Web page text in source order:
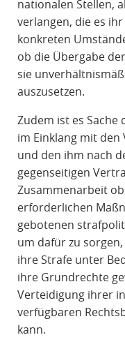
nationalen Stellen,
verlangen, die es
konkreten
ob die Übergabe
sie
auszusetzen.
Zudem ist es Sache
im Einklang mit den
und den ihm nach
gegenseitigen
Zusammenarbeit
erforderlichen
gebotenen
um dafür zu
ihre Strafe unter
ihre Grundrechte
Verteidigung ihrer
verfügbaren
kann.